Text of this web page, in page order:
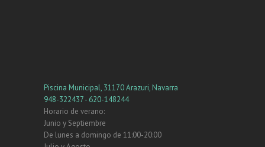
Piscina Municipal, 31170 Arazuri, Navarra
948-322437 - 620-148244
Horario de verano:
Junio y Septiembre
De lunes a domingo de 11:00-20:00